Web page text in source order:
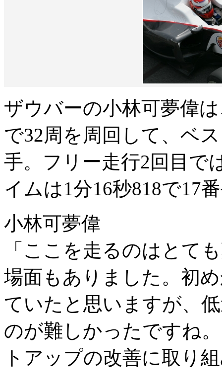
ザウバーの小林可夢偉
で32周を周回して、ベ
手。フリー走行2回目で
イムは1分16秒818で17
小林可夢偉
「ここを走るのはとて
場面もありました。初
ていたと思いますが、
のが難しかったですね
トアップの改善に取り